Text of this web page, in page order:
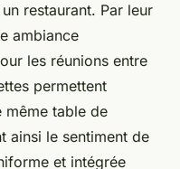
restaurant. Par leur
ambiance
les réunions entre
permettent
même table de
ainsi le sentiment de
et intégrée